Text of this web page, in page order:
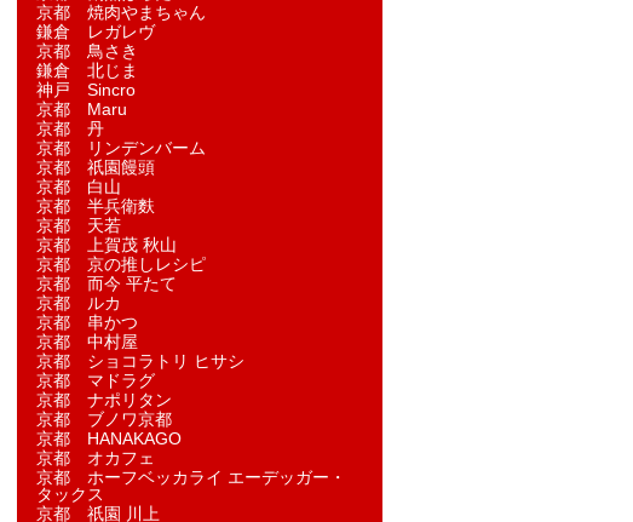
京都 焼肉やまちゃん
鎌倉 レガレヴ
京都 鳥さき
鎌倉 北じま
神戸 Sincro
京都 Maru
京都 丹
京都 リンデンバーム
京都 祇園饅頭
京都 白山
京都 半兵衛麩
京都 天若
京都 上賀茂 秋山
京都 京の推しレシピ
京都 而今 平たて
京都 ルカ
京都 串かつ
京都 中村屋
京都 ショコラトリ ヒサシ
京都 マドラグ
京都 ナポリタン
京都 ブノワ京都
京都 HANAKAGO
京都 オカフェ
京都 ホーフベッカライ エーデッガー・
タックス
京都 祇園 川上